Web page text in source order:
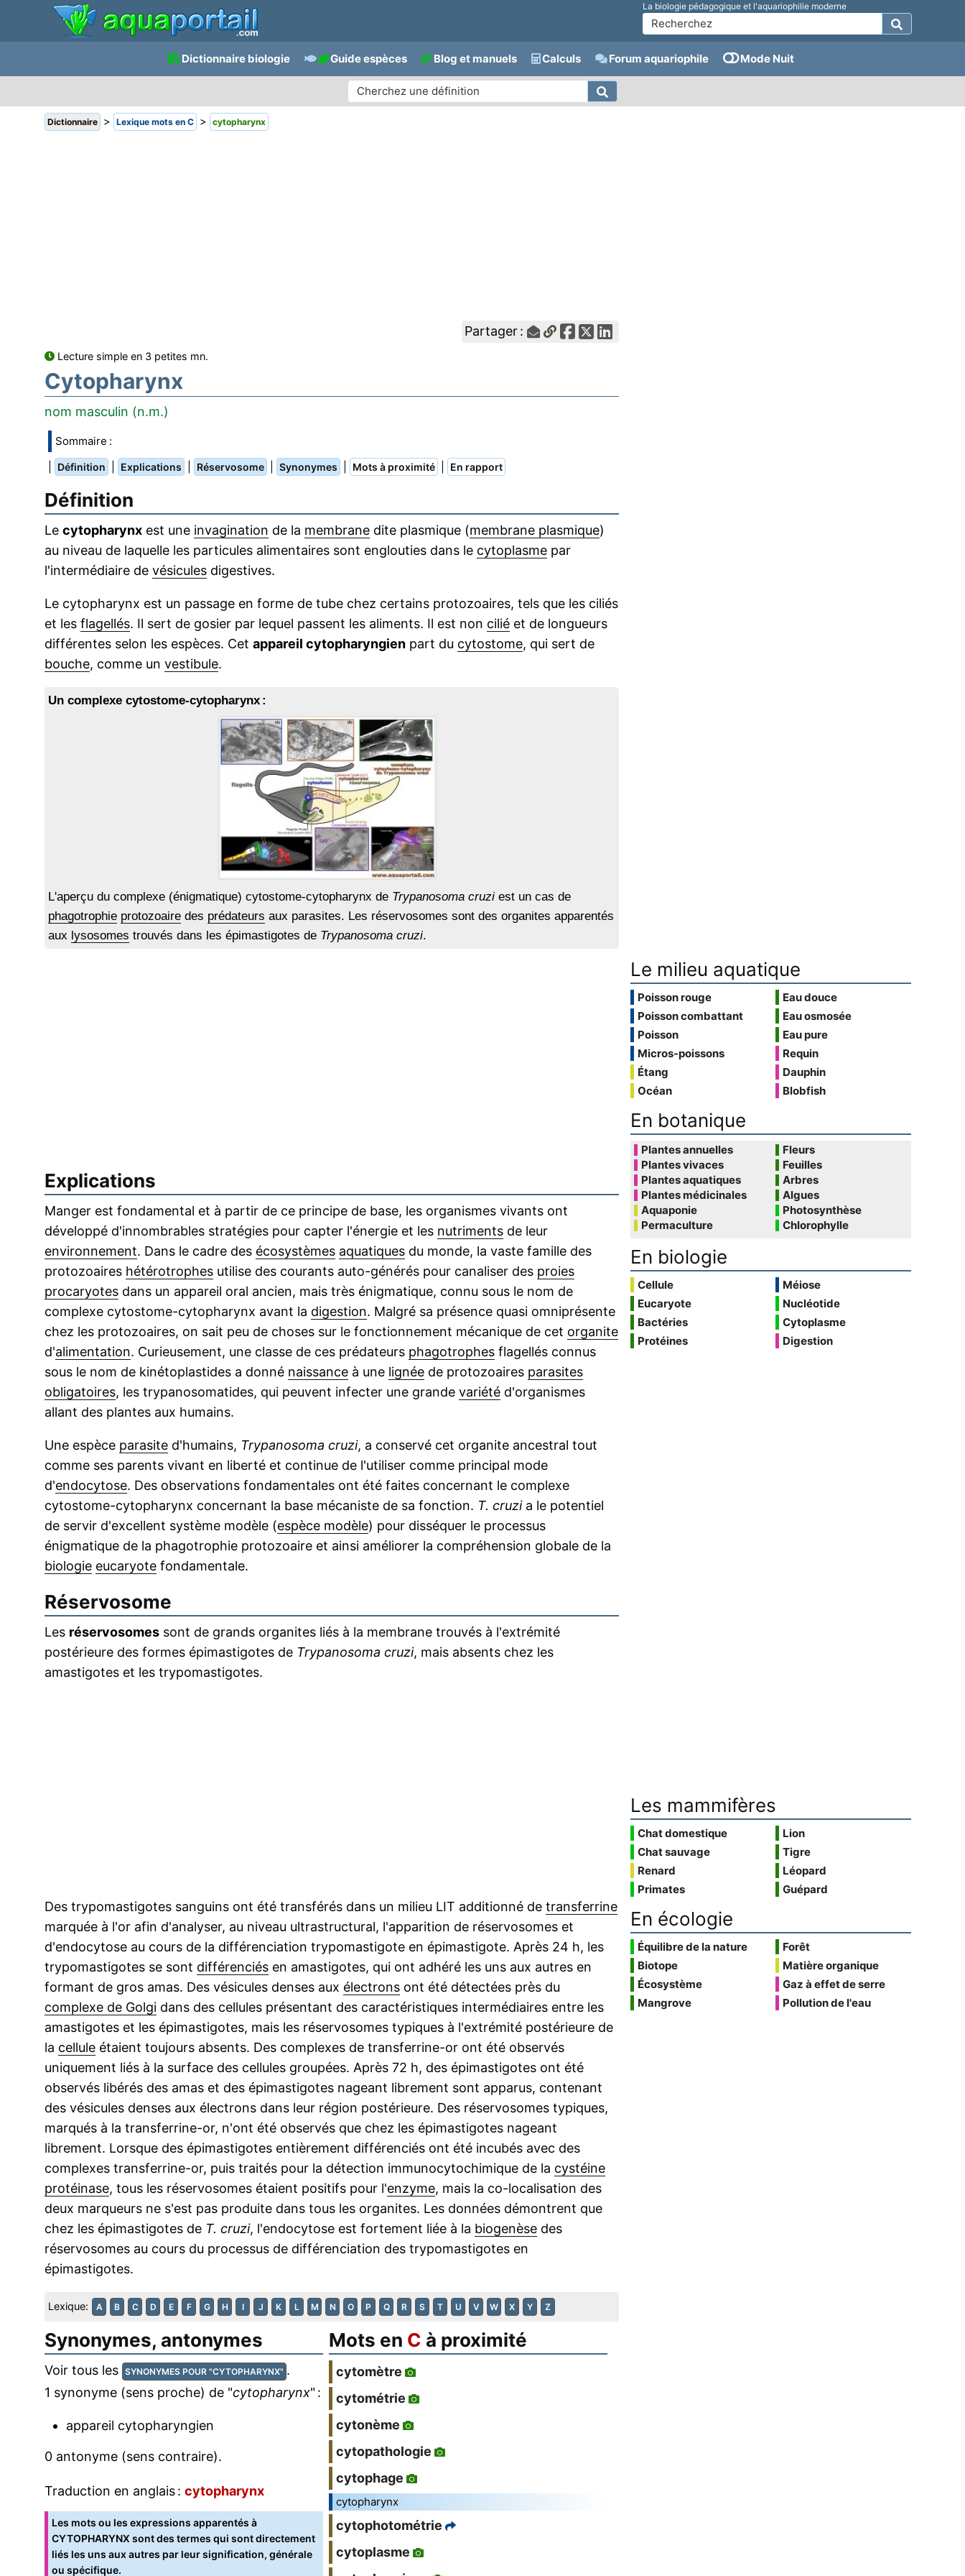
La biologie pédagogique et l'aquariophilie moderne
Dictionnaire biologie Guide espèces Blog et manuels Calculs Forum aquariophile Mode Nuit
Dictionnaire > Lexique mots en C > cytopharynx
Partager :
Lecture simple en 3 petites mn.
Cytopharynx
nom masculin (n.m.)
Sommaire :
Définition Explications Réservosome Synonymes Mots à proximité En rapport
Définition
Le cytopharynx est une invagination de la membrane dite plasmique (membrane plasmique)
au niveau de laquelle les particules alimentaires sont englouties dans le cytoplasme par
l'intermédiaire de vésicules digestives.
Le cytopharynx est un passage en forme de tube chez certains protozoaires, tels que les ciliés
et les flagellés. Il sert de gosier par lequel passent les aliments. Il est non cilié et de longueurs
différentes selon les espèces. Cet appareil cytopharyngien part du cytostome, qui sert de
bouche, comme un vestibule.
Un complexe cytostome-cytopharynx :
L'aperçu du complexe (énigmatique) cytostome-cytopharynx de Trypanosoma cruzi est un cas de
phagotrophie protozoaire des prédateurs aux parasites. Les réservosomes sont des organites apparentés
aux lysosomes trouvés dans les épimastigotes de Trypanosoma cruzi.
Explications
Manger est fondamental et à partir de ce principe de base, les organismes vivants ont
développé d'innombrables stratégies pour capter l'énergie et les nutriments de leur
environnement. Dans le cadre des écosystèmes aquatiques du monde, la vaste famille des
protozoaires hétérotrophes utilise des courants auto-générés pour canaliser des proies
procaryotes dans un appareil oral ancien, mais très énigmatique, connu sous le nom de
complexe cytostome-cytopharynx avant la digestion. Malgré sa présence quasi omniprésente
chez les protozoaires, on sait peu de choses sur le fonctionnement mécanique de cet organite
d'alimentation. Curieusement, une classe de ces prédateurs phagotrophes flagellés connus
sous le nom de kinétoplastides a donné naissance à une lignée de protozoaires parasites
obligatoires, les trypanosomatides, qui peuvent infecter une grande variété d'organismes
allant des plantes aux humains.
Une espèce parasite d'humains, Trypanosoma cruzi, a conservé cet organite ancestral tout
comme ses parents vivant en liberté et continue de l'utiliser comme principal mode
d'endocytose. Des observations fondamentales ont été faites concernant le complexe
cytostome-cytopharynx concernant la base mécaniste de sa fonction. T. cruzia le potentiel
de servir d'excellent système modèle (espèce modèle) pour disséquer le processus
énigmatique de la phagotrophie protozoaire et ainsi améliorer la compréhension globale de la
biologie eucaryote fondamentale.
Réservosome
Les réservosomes sont de grands organites liés à la membrane trouvés à l'extrémité
postérieure des formes épimastigotes de Trypanosoma cruzi, mais absents chez les
amastigotes et les trypomastigotes.
Des trypomastigotes sanguins ont été transférés dans un milieu LIT additionné de transferrine
marquée à l'or afin d'analyser, au niveau ultrastructural, l'apparition de réservosomes et
d'endocytose au cours de la différenciation trypomastigote en épimastigote. Après 24 h, les
trypomastigotes se sont différenciés en amastigotes, qui ont adhéré les uns aux autres en
formant de gros amas. Des vésicules denses aux électrons ont été détectées près du
complexe de Golgi dans des cellules présentant des caractéristiques intermédiaires entre les
amastigotes et les épimastigotes, mais les réservosomes typiques à l'extrémité postérieure de
la cellule étaient toujours absents. Des complexes de transferrine-or ont été observés
uniquement liés à la surface des cellules groupées. Après 72 h, des épimastigotes ont été
observés libérés des amas et des épimastigotes nageant librement sont apparus, contenant
des vésicules denses aux électrons dans leur région postérieure. Des réservosomes typiques,
marqués à la transferrine-or, n'ont été observés que chez les épimastigotes nageant
librement. Lorsque des épimastigotes entièrement différenciés ont été incubés avec des
complexes transferrine-or, puis traités pour la détection immunocytochimique de la cystéine
protéinase, tous les réservosomes étaient positifs pour l'enzyme, mais la co-localisation des
deux marqueurs ne s'est pas produite dans tous les organites. Les données démontrent que
chez les épimastigotes de T. cruzi, l'endocytose est fortement liée à la biogenèse des
réservosomes au cours du processus de différenciation des trypomastigotes en
épimastigotes.
Lexique: A B C D E F G H I J K L M N O P Q R S T U V W X Y Z
Synonymes, antonymes
Voir tous les SYNONYMES POUR "CYTOPHARYNX" .
1 synonyme (sens proche) de "cytopharynx" :
appareil cytopharyngien
0 antonyme (sens contraire).
Traduction en anglais : cytopharynx
Les mots ou les expressions apparentés à
CYTOPHARYNX sont des termes qui sont directement
liés les uns aux autres par leur signification, générale
ou spécifique.
Mots en C à proximité
cytomètre
cytométrie
cytonème
cytopathologie
cytophage
cytopharynx
cytophotométrie
cytoplasme
Le milieu aquatique
Poisson rouge
Poisson combattant
Poisson
Micros-poissons
Étang
Océan
Eau douce
Eau osmosée
Eau pure
Requin
Dauphin
Blobfish
En botanique
Plantes annuelles
Plantes vivaces
Plantes aquatiques
Plantes médicinales
Aquaponie
Permaculture
Fleurs
Feuilles
Arbres
Algues
Photosynthèse
Chlorophylle
En biologie
Cellule
Eucaryote
Bactéries
Protéines
Méiose
Nucléotide
Cytoplasme
Digestion
Les mammifères
Chat domestique
Chat sauvage
Renard
Primates
Lion
Tigre
Léopard
Guépard
En écologie
Équilibre de la nature
Biotope
Écosystème
Mangrove
Forêt
Matière organique
Gaz à effet de serre
Pollution de l'eau